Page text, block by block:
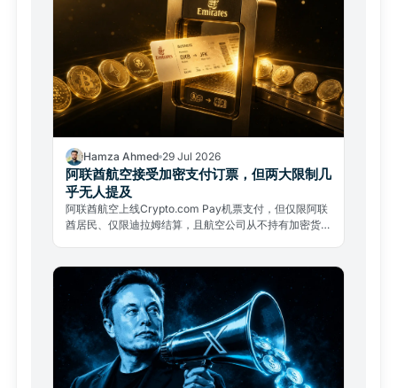
Hamza Ahmed 29 Jul 2026
阿联酋航空接受加密支付订票，但两大限制几
乎无人提及
阿联酋航空上线Crypto.com Pay机票支付，但仅限阿联
酋居民、仅限迪拉姆结算，且航空公司从不持有加密货